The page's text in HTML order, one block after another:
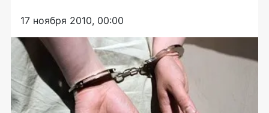
17 ноября 2010, 00:00